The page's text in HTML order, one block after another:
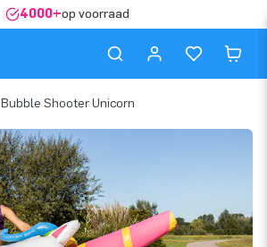
4000+op voorraad
Bubble Shooter Unicorn